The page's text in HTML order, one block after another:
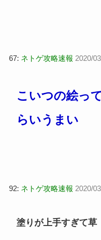
67: ネトゲ攻略速報 2020/
こいつの絵っ
らいうまい
92: ネトゲ攻略速報 2020/
塗りが上手すぎて草